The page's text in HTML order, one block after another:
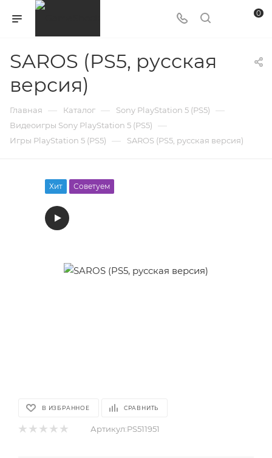
0
SAROS (PS5, русская
версия)
Главная — Каталог — Sony PlayStation 5 (PS5) —
Видеоигры Sony PlayStation 5 (PS5) —
Игры PlayStation 5 (PS5) — SAROS (PS5, русская версия)
Хит Советуем
В ИЗБРАННОЕ СРАВНИТЬ
Артикул:PS511951